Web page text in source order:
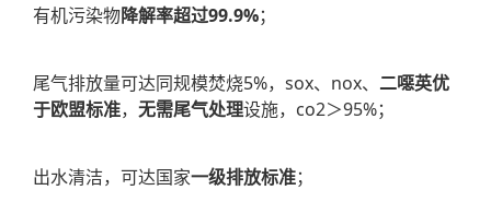
有机污染物降解率超过99.9%；
尾气排放量可达同规模焚烧5%，sox、nox、 二噁英优
于欧盟标准， 无需尾气处理设施，co2＞95%；
出水清洁，可达国家一级排放标准；